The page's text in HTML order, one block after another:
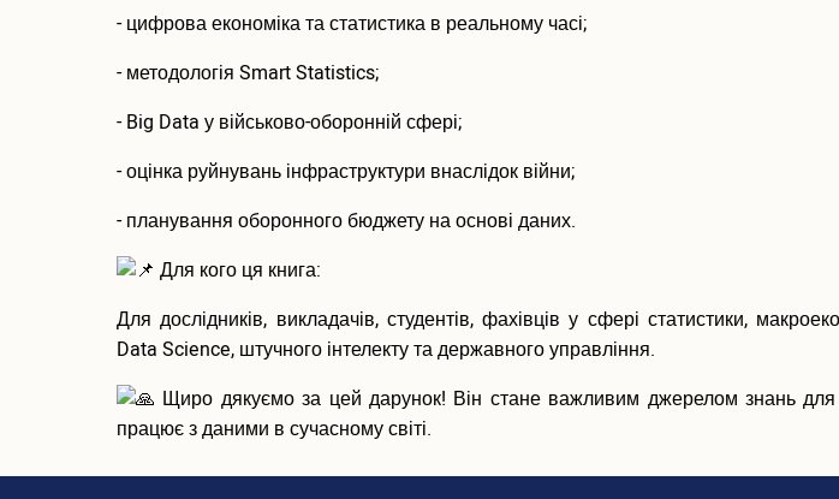
- цифрова економіка та статистика в реальному часі;
- методологія Smart Statistics;
- Big Data у військово-оборонній сфері;
- оцінка руйнувань інфраструктури внаслідок війни;
- планування оборонного бюджету на основі даних.
Для кого ця книга:
Для дослідників, викладачів, студентів, фахівців у сфері статистики,
Data Science, штучного інтелекту та державного управління.
Щиро дякуємо за цей дарунок! Він стане важливим джерелом знань для
працює з даними в сучасному світі.